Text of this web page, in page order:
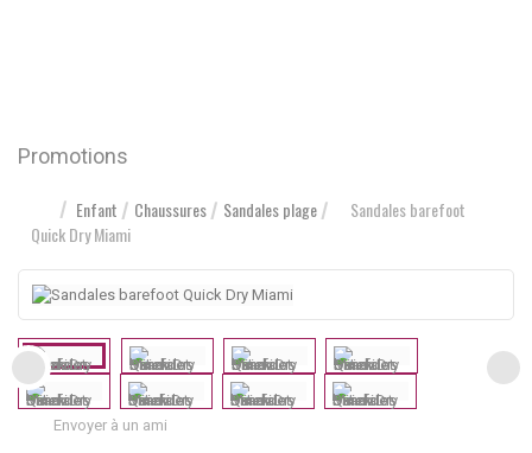
Promotions
Enfant Chaussures Sandales plage
Sandales barefoot
Quick Dry Miami
Envoyer à un ami